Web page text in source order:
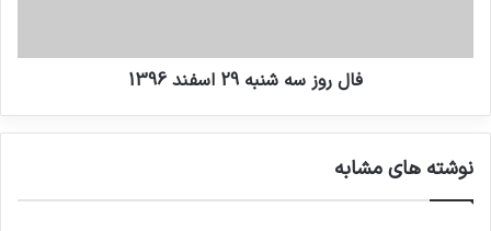
فال روز سه شنبه 29 اسفند 1396
نوشته های مشابه